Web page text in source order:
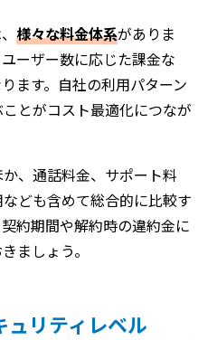
様々な料金体系がありま
ーザー数に応じた課金な
ます。自社の利用パターン
とがコスト最適化につなが
、通話料金、サポート料
ども含めて総合的に比較す
約期間や解約時の違約金に
ましょう。
リティレベル